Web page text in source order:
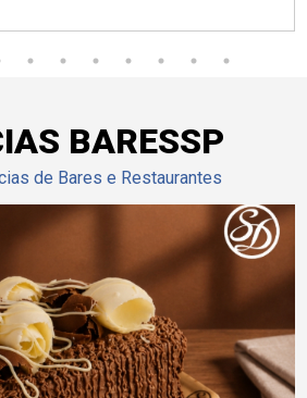
BARESSP
de Bares e Restaurantes